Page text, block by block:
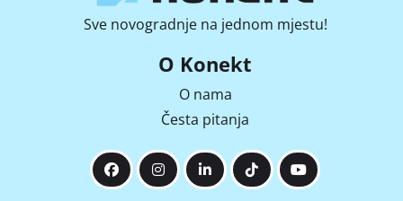
Sve novogradnje na jednom mjestu!
O Konekt
O nama
Česta pitanja